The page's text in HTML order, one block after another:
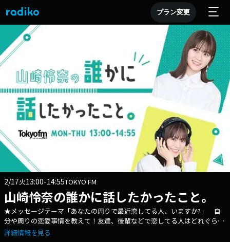
プラン変更
2/17火13:00-14:55TOKYO FM
山崎怜奈の誰かに話したかったこと。
★メッセージテーマ「あなたの周りで最近恋してる人、いますか?」 自
分や周りの恋愛事情を教えて！友達、後輩などで恋してる人はどれぐらい
のろけてる？ 恋してない人は、どう立ち直った？ 何に打ち込んでる？
詳細情報を見る